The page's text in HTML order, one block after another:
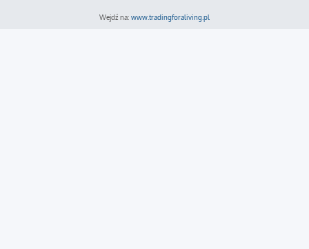
Wejdź na: www.tradingforaliving.pl